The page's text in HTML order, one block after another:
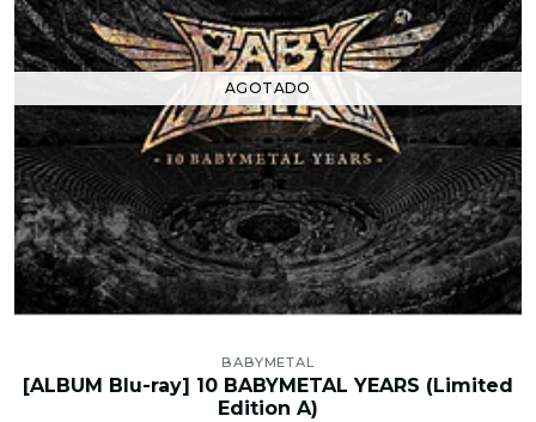
AGOTADO
BABYMETAL
[ALBUM Blu-ray] 10 BABYMETAL YEARS (Limited
Edition A)